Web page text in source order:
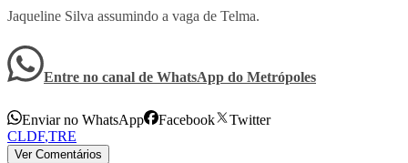
Jaqueline Silva assumindo a vaga de Telma.
Entre no canal de WhatsApp do Metrópoles
Enviar no WhatsApp Facebook
Twitter
CLDF,TRE
Ver Comentários